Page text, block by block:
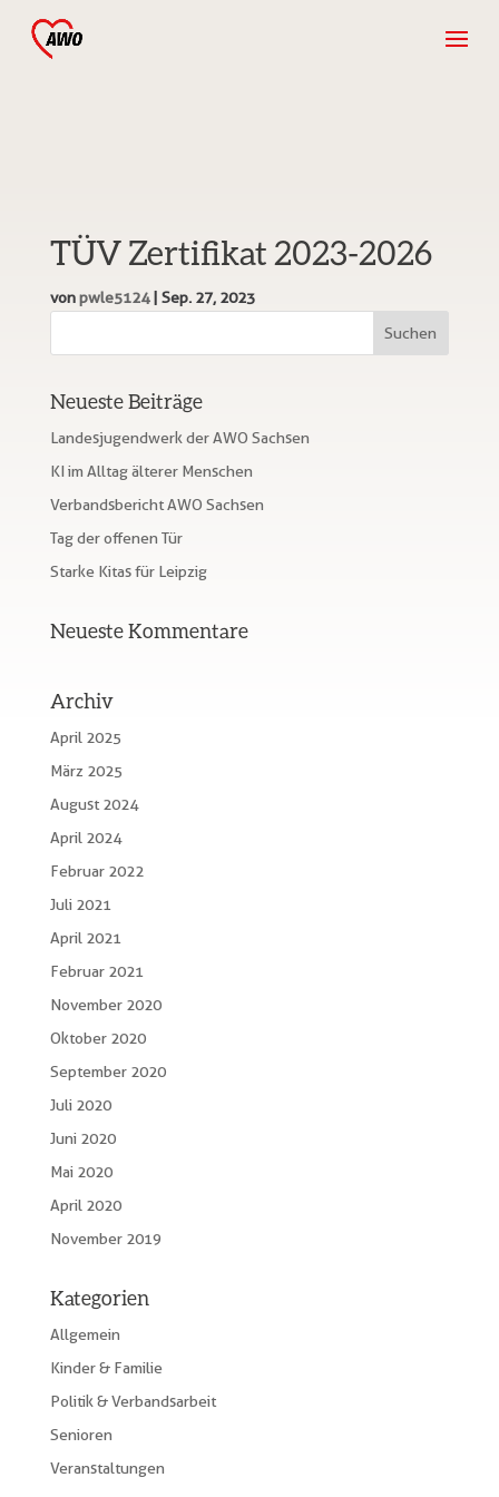
TÜV Zertifikat 2023-2026
vonpwle5124| Sep. 27, 2023
Neueste Beiträge
Landesjugendwerk der AWO Sachsen
KI im Alltag älterer Menschen
Verbandsbericht AWO Sachsen
Tag der offenen Tür
Starke Kitas für Leipzig
Neueste Kommentare
Archiv
April 2025
März 2025
August 2024
April 2024
Februar 2022
Juli 2021
April 2021
Februar 2021
November 2020
Oktober 2020
September 2020
Juli 2020
Juni 2020
Mai 2020
April 2020
November 2019
Kategorien
Allgemein
Kinder & Familie
Politik & Verbandsarbeit
Senioren
Veranstaltungen